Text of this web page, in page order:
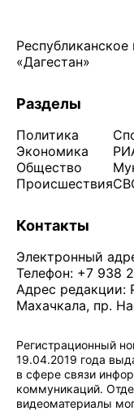
«Дагестан»
Разделы
Политика
Экономика
Общество
Происшествия
Контакты
Электронный
Телефон: +7 938
Адрес редакции:
Махачкала, пр.
Регистрационный
19.04.2019 года
в сфере связи
коммуникаций.
видеоматериалы